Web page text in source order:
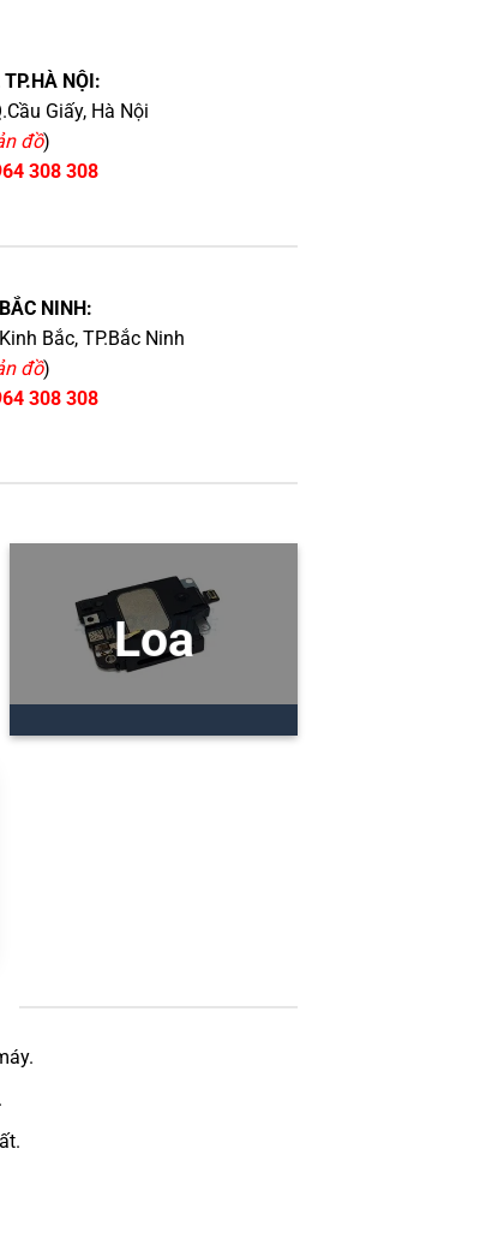
NỘI:
Giấy, Hà Nội
đồ)
308 308
NINH:
Bắc, TP.Bắc Ninh
đồ)
308 308
Loa